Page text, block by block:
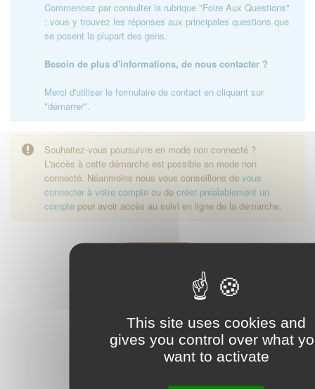
This site uses cookies and
gives you control over what
want to activate
Commencez par consulter la rubrique "Foire Aux Questions"
: vous y trouvez les réponses aux principales questions que
se posent la plupart des gens.
Besoin de plus d'informations, de nous contacter ?
Merci d'utiliser le formulaire de contact en cliquant sur
"démarrer".
Souhaitez-vous poursuivre en mode non connecté ?
L'accès à cette démarche est possible en mode non
connecté. Néanmoins nous vous conseillons de vous
connecter à votre compte ou de créer préalablement un
compte pour avoir accès au suivi en ligne de la démarche.